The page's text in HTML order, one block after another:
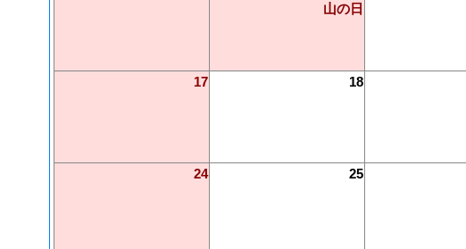
山の日
17 18
24 25